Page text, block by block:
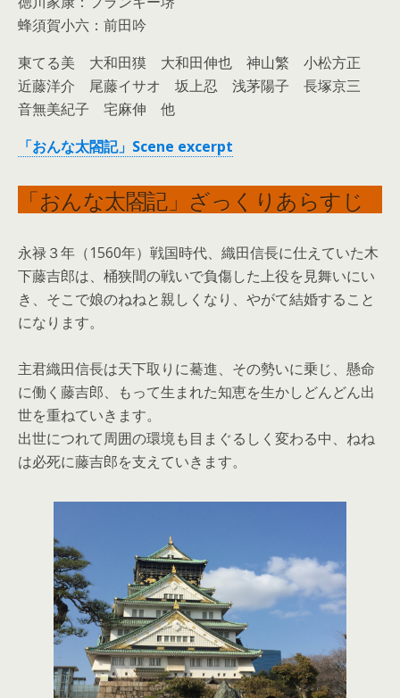
蜂須賀小六：前田吟
東てる美 大和田獏 大和田伸也 神山繁 小松方正
近藤洋介 尾藤イサオ 坂上忍 浅茅陽子 長塚京三
音無美紀子 宅麻伸 他
「おんな太閤記」Scene excerpt
「おんな太閤記」ざっくりあらすじ
永禄３年（1560年）戦国時代、織田信長に仕えていた木
下藤吉郎は、桶狭間の戦いで負傷した上役を見舞いにい
き、そこで娘のねねと親しくなり、やがて結婚すること
になります。
主君織田信長は天下取りに驀進、その勢いに乗じ、懸命
に働く藤吉郎、もって生まれた知恵を生かしどんどん出
世を重ねていきます。
出世につれて周囲の環境も目まぐるしく変わる中、ねね
は必死に藤吉郎を支えていきます。